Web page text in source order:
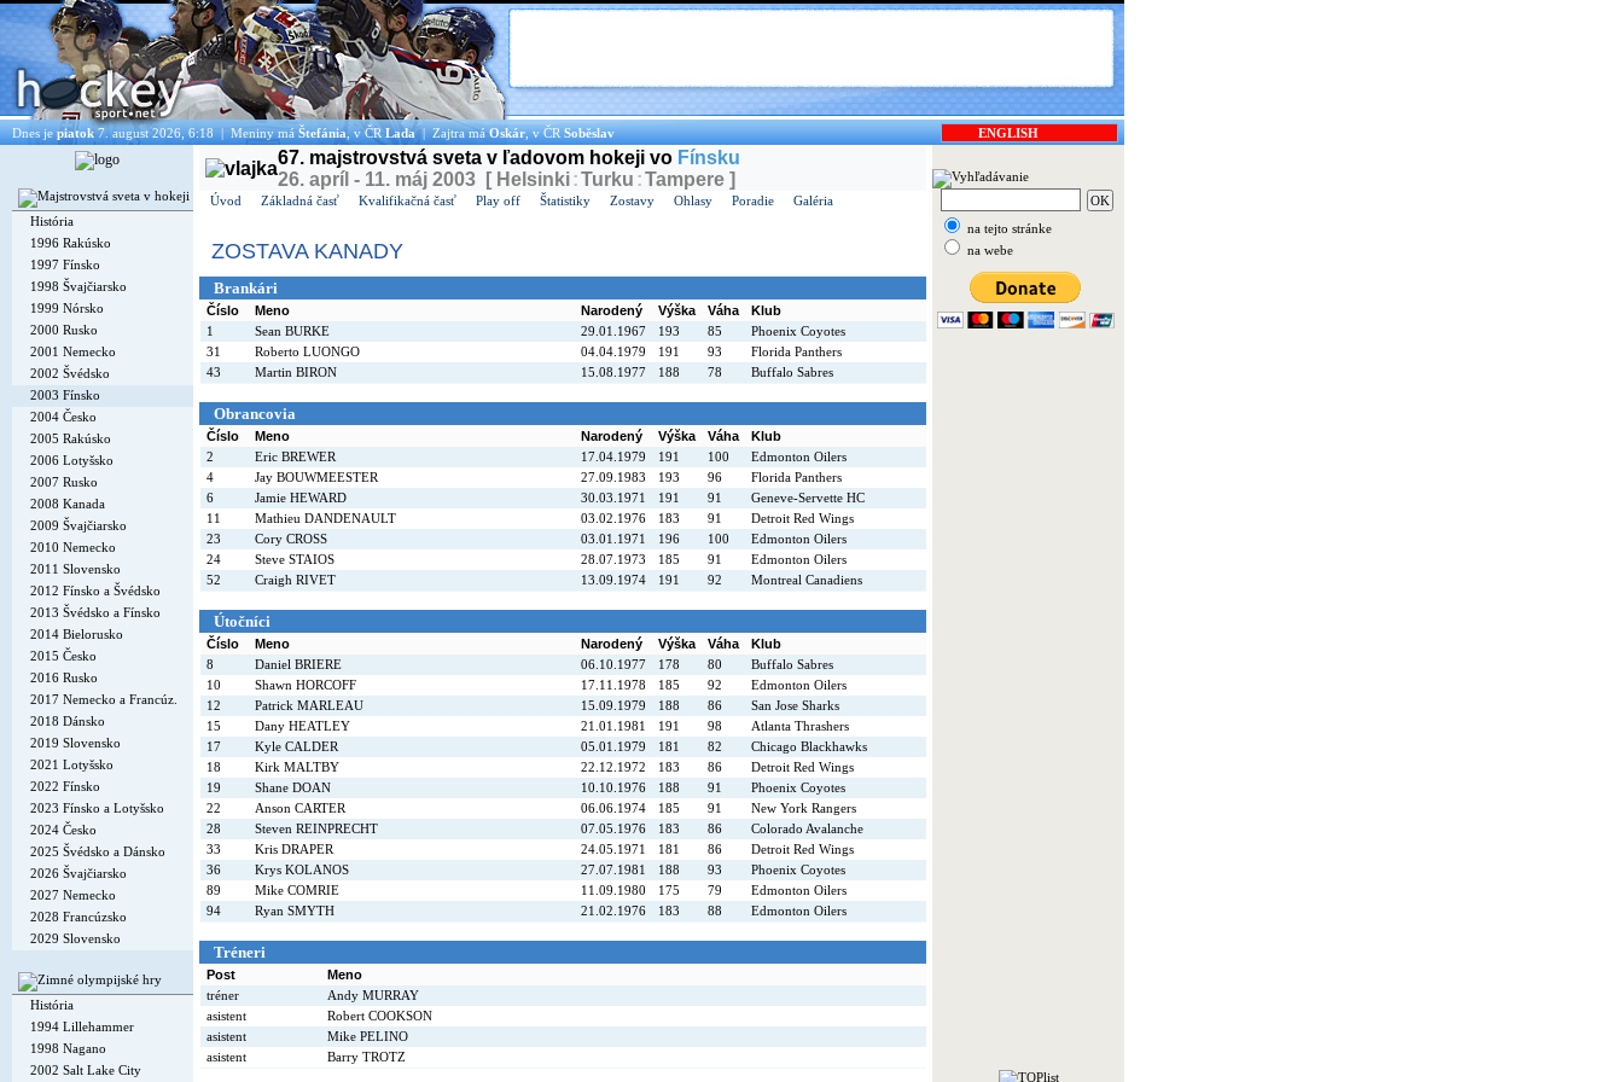
Dnes jepiatok7. august 2026, 6:18 | Meniny máŠtefánia, v ČR Lada| Zajtra máOskár, v ČRSoběslav ENGLISH
História
1996 Rakúsko
1997 Fínsko
1998 Švajčiarsko
1999 Nórsko
2000 Rusko
2001 Nemecko
2002 Švédsko
2003 Fínsko
2004 Česko
2005 Rakúsko
2006 Lotyšsko
2007 Rusko
2008 Kanada
2009 Švajčiarsko
2010 Nemecko
2011 Slovensko
2012 Fínsko a Švédsko
2013 Švédsko a Fínsko
2014 Bielorusko
2015 Česko
2016 Rusko
2017 Nemecko a Francúz.
2018 Dánsko
2019 Slovensko
2021 Lotyšsko
2022 Fínsko
2023 Fínsko a Lotyšsko
2024 Česko
2025 Švédsko a Dánsko
2026 Švajčiarsko
2027 Nemecko
2028 Francúzsko
2029 Slovensko
História
1994 Lillehammer
1998 Nagano
2002 Salt Lake City
67. majstrovstvá sveta v ľadovom hokeji vo Fínsku
26. apríl - 11. máj 2003 [ Helsinki:Turku :Tampere ]
Úvod Základná časť Kvalifikačná časť Play off Štatistiky Zostavy Ohlasy Poradie Galéria
ZOSTAVA KANADY
Brankári
Číslo Meno Narodený Výška Váha
Klub
1
Sean BURKE 29.01.1967 193 85
Phoenix Coyotes
31
Roberto LUONGO 04.04.1979 191 93
Florida Panthers
43
Martin BIRON 15.08.1977 188 78 Buffalo Sabres
Obrancovia
Číslo Meno Narodený Výška Váha
Klub
2
Eric BREWER 17.04.1979 191 100
Edmonton Oilers
4
Jay BOUWMEESTER 27.09.1983 193 96
Florida Panthers
6
Jamie HEWARD 30.03.1971 191 91
Geneve-Servette HC
11
Mathieu DANDENAULT 03.02.1976 183 91
Detroit Red Wings
23
Cory CROSS 03.01.1971 196 100
Edmonton Oilers
24
Steve STAIOS 28.07.1973 185 91
Edmonton Oilers
52
Craigh RIVET 13.09.1974 191 92 Montreal Canadiens
Útočníci
Číslo Meno Narodený Výška Váha
Klub
8
Daniel BRIERE 06.10.1977 178 80
Buffalo Sabres
10
Shawn HORCOFF 17.11.1978 185 92
Edmonton Oilers
12
Patrick MARLEAU 15.09.1979 188 86
San Jose Sharks
15
Dany HEATLEY 21.01.1981 191 98
Atlanta Thrashers
17
Kyle CALDER 05.01.1979 181 82
Chicago Blackhawks
18
Kirk MALTBY 22.12.1972 183 86
Detroit Red Wings
19
Shane DOAN 10.10.1976 188 91
Phoenix Coyotes
22
Anson CARTER 06.06.1974 185 91
New York Rangers
28
Steven REINPRECHT 07.05.1976 183 86
Colorado Avalanche
33
Kris DRAPER 24.05.1971 181 86
Detroit Red Wings
36
Krys KOLANOS 27.07.1981 188 93
Phoenix Coyotes
89
Mike COMRIE 11.09.1980 175 79
Edmonton Oilers
94
Ryan SMYTH 21.02.1976 183 88 Edmonton Oilers
Tréneri
Post
Meno
tréner
Andy MURRAY
asistent
Robert COOKSON
asistent
Mike PELINO
asistent
Barry TROTZ
na tejto stránke
na webe